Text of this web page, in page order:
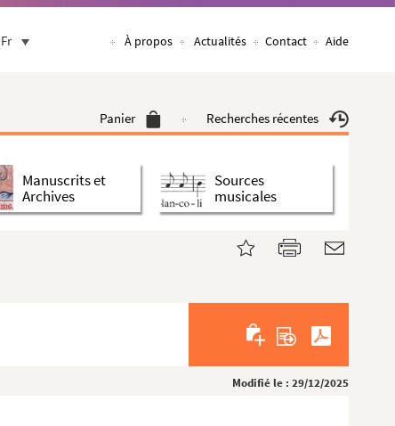
À propos Actualités Contact Aide
Panier Recherches récentes
Manuscrits et
Archives
Sources
musicales
Modifié le : 29/12/2025